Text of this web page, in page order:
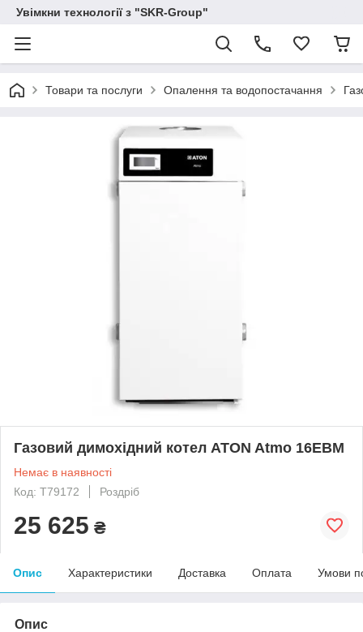
Увімкни технології з "SKR-Group"
Товари та послуги Опалення та водопостачання
Газовий димохідний котел ATON Atmo 16EBM
Немає в наявності
Код: T79172
Роздріб
25 625 ₴
Опис Характеристики Доставка Оплата Умови
Опис